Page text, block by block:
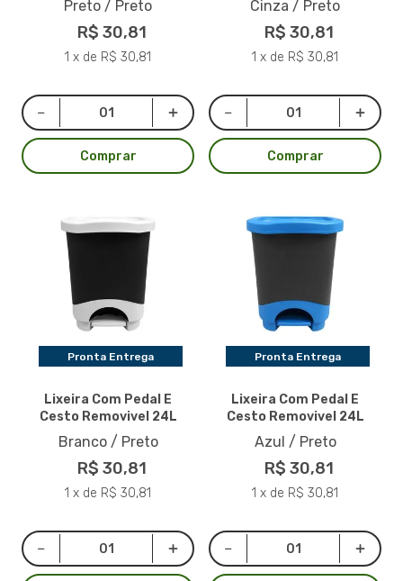
Preto / Preto
R$ 30,81
1 x de R$ 30,81
Comprar
Cinza / Preto
R$ 30,81
1 x de R$ 30,81
Comprar
Pronta Entrega
Lixeira Com Pedal E
Cesto Removivel 24L
Branco / Preto
R$ 30,81
1 x de R$ 30,81
Pronta Entrega
Lixeira Com Pedal E
Cesto Removivel 24L
Azul / Preto
R$ 30,81
1 x de R$ 30,81